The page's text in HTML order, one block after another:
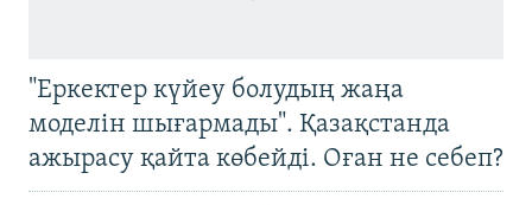
"Еркектер күйеу болудың жаңа
моделін шығармады". Қазақстанда
ажырасу қайта көбейді. Оған не себеп?